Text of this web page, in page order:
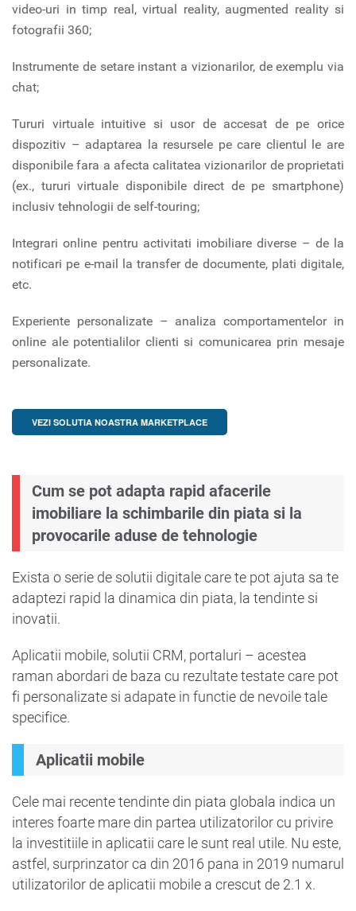
video-uri in timp real, virtual reality, augmented reality si
fotografii 360;
Instrumente de setare instant a vizionarilor, de exemplu via
chat;
Tururi virtuale intuitive si usor de accesat de pe orice
dispozitiv – adaptarea la resursele pe care clientul le are
disponibile fara a afecta calitatea vizionarilor de proprietati
(ex., tururi virtuale disponibile direct de pe smartphone)
inclusiv tehnologii de self-touring;
Integrari online pentru activitati imobiliare diverse – de la
notificari pe e-mail la transfer de documente, plati digitale,
etc.
Experiente personalizate – analiza comportamentelor in
online ale potentialilor clienti si comunicarea prin mesaje
personalizate.
VEZI SOLUTIA NOASTRA MARKETPLACE
Cum se pot adapta rapid afacerile
imobiliare la schimbarile din piata si la
provocarile aduse de tehnologie
Exista o serie de solutii digitale care te pot ajuta sa te
adaptezi rapid la dinamica din piata, la tendinte si
inovatii.
Aplicatii mobile, solutii CRM, portaluri – acestea
raman abordari de baza cu rezultate testate care pot
fi personalizate si adapate in functie de nevoile tale
specifice.
Aplicatii mobile
Cele mai recente tendinte din piata globala indica un
interes foarte mare din partea utilizatorilor cu privire
la investitiile in aplicatii care le sunt real utile. Nu este,
astfel, surprinzator ca din 2016 pana in 2019 numarul
utilizatorilor de aplicatii mobile a crescut de 2.1 x.